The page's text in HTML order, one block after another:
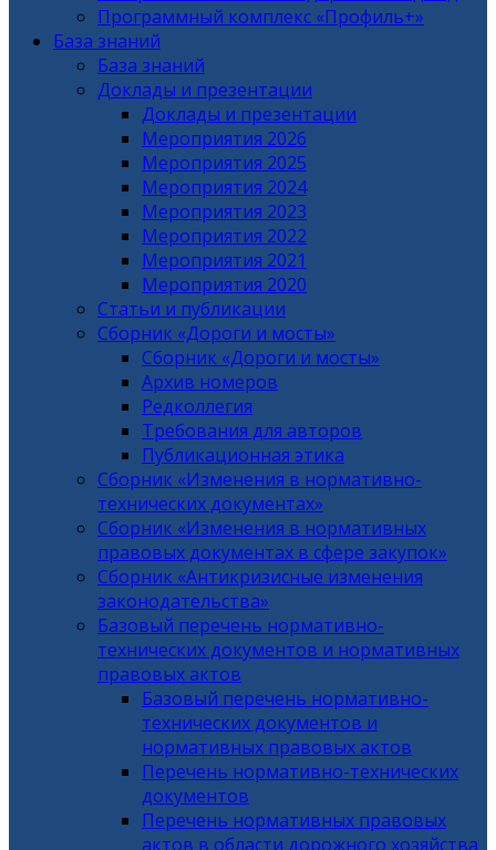
Программный комплекс «Профиль+»
База знаний
База знаний
Доклады и презентации
Доклады и презентации
Мероприятия 2026
Мероприятия 2025
Мероприятия 2024
Мероприятия 2023
Мероприятия 2022
Мероприятия 2021
Мероприятия 2020
Статьи и публикации
Сборник «Дороги и мосты»
Сборник «Дороги и мосты»
Архив номеров
Редколлегия
Требования для авторов
Публикационная этика
Сборник «Изменения в нормативно-
технических документах»
Сборник «Изменения в нормативных
правовых документах в сфере закупок»
Сборник «Антикризисные изменения
законодательства»
Базовый перечень нормативно-
технических документов и нормативных
правовых актов
Базовый перечень нормативно-
технических документов и
нормативных правовых актов
Перечень нормативно-технических
документов
Перечень нормативных правовых
актов в области дорожного хозяйства